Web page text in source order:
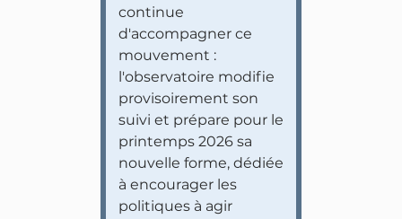
continue
d'accompagner ce
mouvement :
l'observatoire modifie
provisoirement son
suivi et prépare pour le
printemps 2026 sa
nouvelle forme, dédiée
à encourager les
politiques à agir